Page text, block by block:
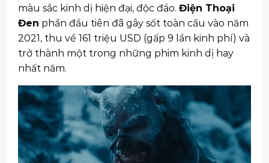
màu sắc kinh dị hiện đại, độc đáo. Điện Thoại
Đen phần đầu tiên đã gây sốt toàn cầu vào năm
2021, thu về 161 triệu USD (gấp 9 lần kinh phí) và
trở thành một trong những phim kinh dị hay
nhất năm.